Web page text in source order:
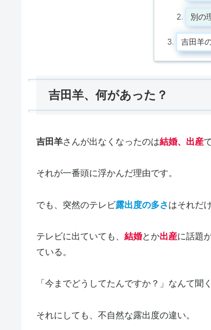
別の
吉田羊
吉田羊、何があった？
吉田羊さんが出なくなったのは結婚、出産
それが一番頭に浮かんだ理由です。
でも、突然のテレビ露出度の多さ はそれだ
テレビに出ていても、 結婚とか出産に話題
ている。
「今までどうしてたんですか？」なんて聞
それにしても、不自然な露出度の違い。